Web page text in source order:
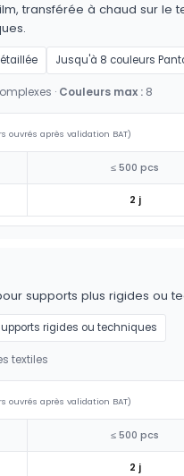
transférée à chaud sur
Jusqu'à 8 couleurs
· Couleurs max : 8
ouvrés après validation BAT)
≤ 500 pcs
2 j
supports plus rigides ou
rigides ou techniques
textiles
ouvrés après validation BAT)
≤ 500 pcs
2 j